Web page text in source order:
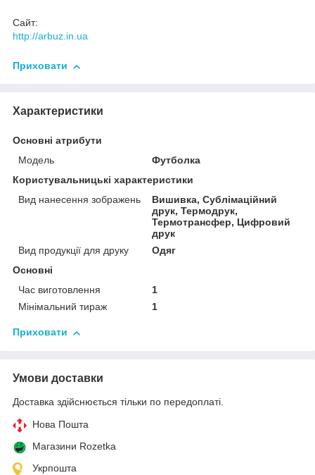
Сайт:
http://arbuz.in.ua
Приховати
Характеристики
Основні атрибути
Модель
Футболка
Користувальницькі характеристики
Вид нанесення зображень
Вишивка, Сублімаційний
друк, Термодрук,
Термотрансфер, Цифровий
друк
Вид продукції для друку
Одяг
Основні
Час виготовлення
1
Мінімальний тираж
1
Приховати
Умови доставки
Доставка здійснюється тільки по передоплаті.
Нова Пошта
Магазини Rozetka
Укрпошта